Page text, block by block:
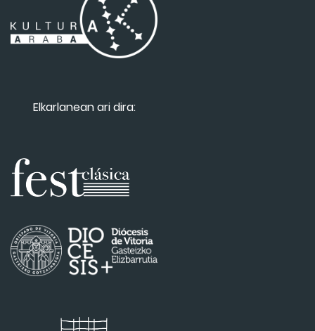
Elkarlanean ari dira: